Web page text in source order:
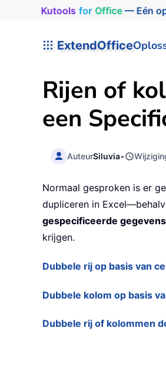
Kutools for Office— Eén
ExtendOffice
Rijen of
een
AuteurSiluvia•
Normaal gesproken is er
dupliceren in
gespecificeerde gegevens
krijgen.
Dubbele rij op basis van
Dubbele kolom op basis
Dubbele rij of kolommen